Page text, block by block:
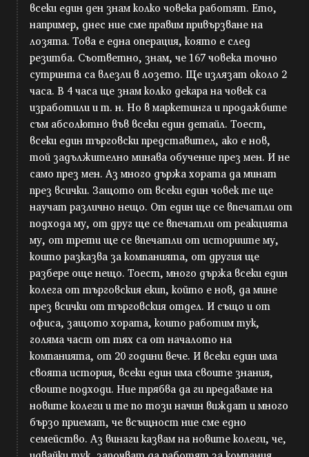
всеки един ден знам колко човека работят. Ето,
например, днес ние сме правим привързване на
лозята. Това е една операция, която е след
резитба. Съответно, знам, че 167 човека точно
сутринта са влезли в лозето. Ще излязат около 2
часа. В 4 часа ще знам колко декара на човек са
изработили и т. н. Но в маркетинга и продажбите
съм абсолютно във всеки един детайл. Тоест,
всеки един търговски представител, ако е нов,
той задължително минава обучение през мен. И не
само през мен. Аз много държа хората да минат
през всички. Защото от всеки един човек те ще
научат различно нещо. От един ще се впечатли от
подхода му, от друг ще се впечатли от реакцията
му, от трети ще се впечатли от историите му,
които разказва за компанията, от другия ще
разбере още нещо. Тоест, много държа всеки един
колега от търговския екип, който е нов, да мине
през всички от търговския отдел. И също и от
офиса, защото хората, които работим тук,
голяма част от тях са от началото на
компанията, от 20 години вече. И всеки един има
своята история, всеки един има своите знания,
своите подходи. Ние трябва да ги предаваме на
новите колеги и те по този начин виждат и много
бързо приемат, че всъщност ние сме едно
семейство. Аз винаги казвам на новите колеги, че,